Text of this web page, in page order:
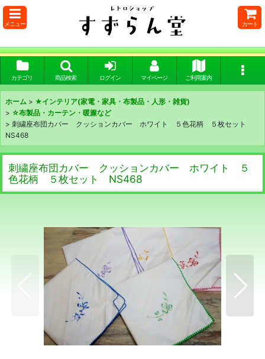
メニュー カート
カテゴリ 商品検索 ログイン マイページ ご利用案内
ホーム > ★インテリア(家電・家具・布製品・人形・雑貨)
> ☆布製品・カーテン・暖簾など
> 刺繍座布団カバー クッションカバー ホワイト ５色花柄 ５枚セット
NS468
刺繍座布団カバー クッションカバー ホワイト ５
色花柄 ５枚セット NS468